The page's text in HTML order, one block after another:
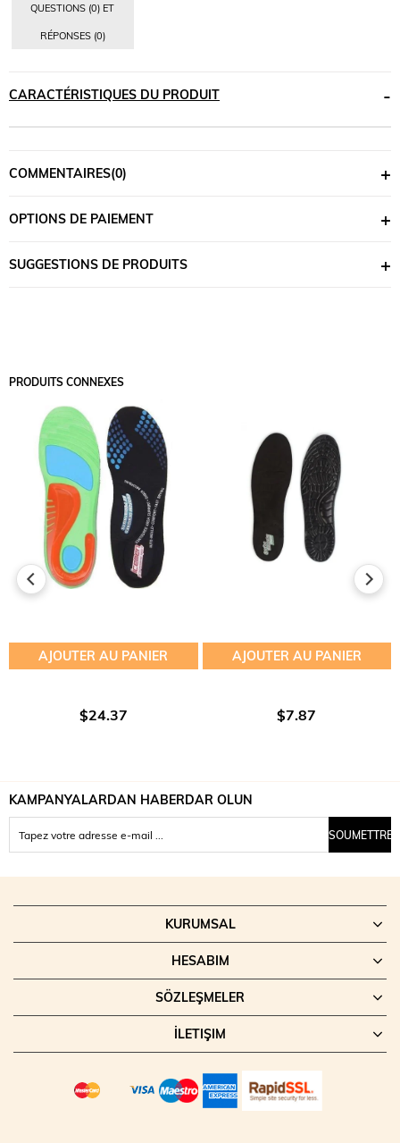
QUESTIONS (0) ET
RÉPONSES (0)
CARACTÉRISTIQUES DU PRODUIT
COMMENTAIRES(0)
OPTIONS DE PAIEMENT
SUGGESTIONS DE PRODUITS
PRODUITS CONNEXES
AJOUTER AU PANIER
$24.37
AJOUTER AU PANIER
$7.87
KAMPANYALARDAN HABERDAR OLUN
SOUMETTRE
KURUMSAL
HESABIM
SÖZLEŞMELER
İLETIŞIM